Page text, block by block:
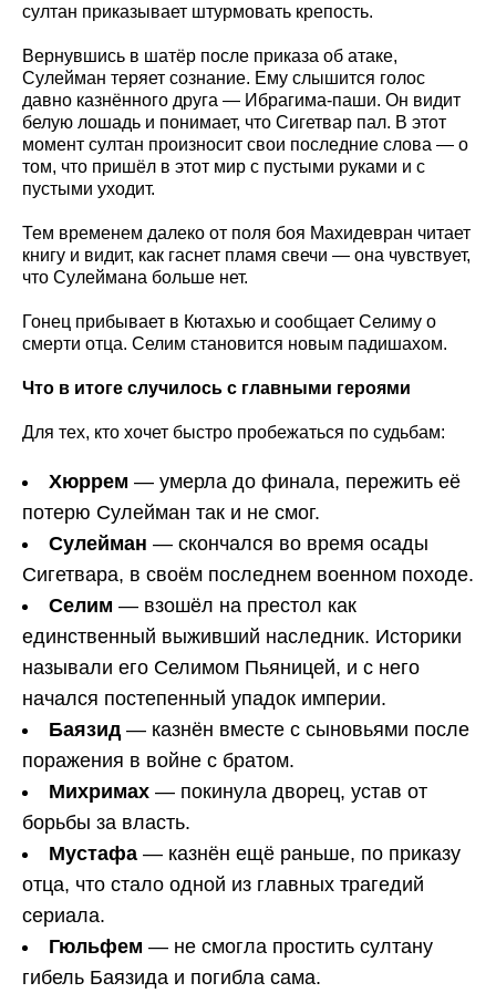
султан приказывает штурмовать крепость.
Вернувшись в шатёр после приказа об атаке,
Сулейман теряет сознание. Ему слышится голос
давно казнённого друга — Ибрагима-паши. Он видит
белую лошадь и понимает, что Сигетвар пал. В этот
момент султан произносит свои последние слова — о
том, что пришёл в этот мир с пустыми руками и с
пустыми уходит.
Тем временем далеко от поля боя Махидевран читает
книгу и видит, как гаснет пламя свечи — она чувствует,
что Сулеймана больше нет.
Гонец прибывает в Кютахью и сообщает Селиму о
смерти отца. Селим становится новым падишахом.
Что в итоге случилось с главными героями
Для тех, кто хочет быстро пробежаться по судьбам:
Хюррем — умерла до финала, пережить её
потерю Сулейман так и не смог.
Сулейман — скончался во время осады
Сигетвара, в своём последнем военном походе.
Селим — взошёл на престол как
единственный выживший наследник. Историки
называли его Селимом Пьяницей, и с него
начался постепенный упадок империи.
Баязид — казнён вместе с сыновьями после
поражения в войне с братом.
Михримах — покинула дворец, устав от
борьбы за власть.
Мустафа — казнён ещё раньше, по приказу
отца, что стало одной из главных трагедий
сериала.
Гюльфем — не смогла простить султану
гибель Баязида и погибла сама.